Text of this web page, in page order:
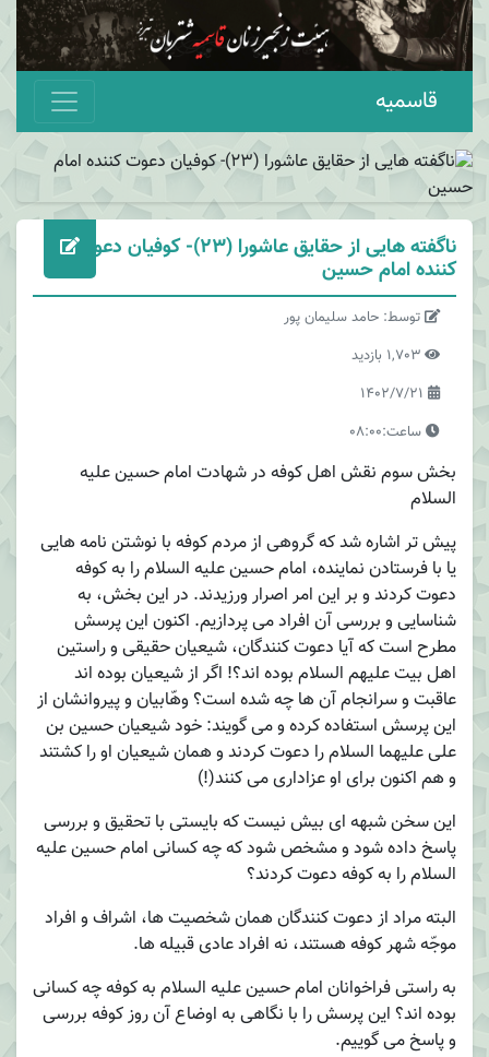
قاسمیه
ناگفته هایی از حقایق عاشورا (23)- کوفیان دعوت
کننده امام حسین
توسط: حامد سلیمان پور
ساعت:08:00
بخش سوم نقش اهل کوفه در شهادت امام حسین علیه
السلام
پیش تر اشاره شد که گروهی از مردم کوفه با نوشتن نامه هایی
یا با فرستادن نماینده، امام حسین علیه السلام را به کوفه
دعوت کردند و بر این امر اصرار ورزیدند. در این بخش، به
شناسایی و بررسی آن افراد می پردازیم. اکنون این پرسش
مطرح است که آیا دعوت کنندگان، شیعیان حقیقی و راستین
اهل بیت علیهم السلام بوده اند؟! اگر از شیعیان بوده اند
عاقبت و سرانجام آن ها چه شده است؟ وهّابیان و پیروانشان از
این پرسش استفاده کرده و می گویند: خود شیعیان حسین بن
علی علیهما السلام را دعوت کردند و همان شیعیان او را کشتند
و هم اکنون برای او عزاداری می کنند(!)
این سخن شبهه ای بیش نیست که بایستی با تحقیق و بررسی
پاسخ داده شود و مشخص شود که چه کسانی امام حسین علیه
السلام را به کوفه دعوت کردند؟
البته مراد از دعوت کنندگان همان شخصیت ها، اشراف و افراد
موجّه شهر کوفه هستند، نه افراد عادی قبیله ها.
به راستی فراخوانان امام حسین علیه السلام به کوفه چه کسانی
بوده اند؟ این پرسش را با نگاهی به اوضاع آن روز کوفه بررسی
و پاسخ می گوییم.